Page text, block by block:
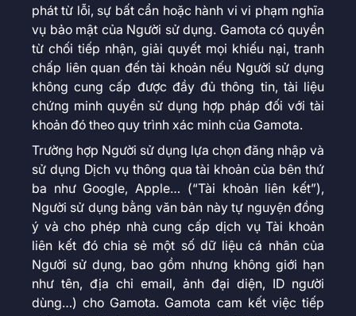
phát từ lỗi, sự bất cẩn hoặc hành vi vi phạm nghĩa
vụ bảo mật của Người sử dụng. Gamota có quyền
từ chối tiếp nhận, giải quyết mọi khiếu nại, tranh
chấp liên quan đến tài khoản nếu Người sử dụng
không cung cấp được đầy đủ thông tin, tài liệu
chứng minh quyền sử dụng hợp pháp đối với tài
khoản đó theo quy trình xác minh của Gamota.
Trường hợp Người sử dụng lựa chọn đăng nhập và
sử dụng Dịch vụ thông qua tài khoản của bên thứ
ba như Google, Apple… (“Tài khoản liên kết”),
Người sử dụng bằng văn bản này tự nguyện đồng
ý và cho phép nhà cung cấp dịch vụ Tài khoản
liên kết đó chia sẻ một số dữ liệu cá nhân của
Người sử dụng, bao gồm nhưng không giới hạn
như tên, địa chỉ email, ảnh đại diện, ID người
dùng…) cho Gamota. Gamota cam kết việc tiếp